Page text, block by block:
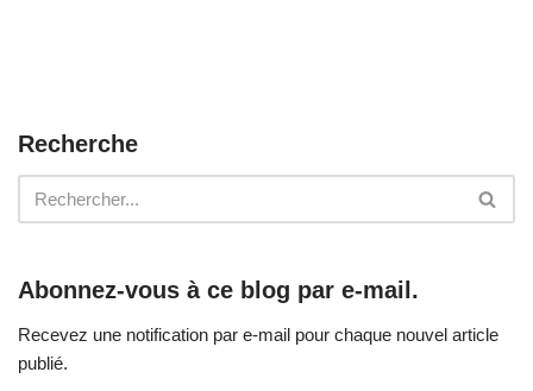
Recherche
Abonnez-vous à ce blog par e-mail.
Recevez une notification par e-mail pour chaque nouvel article
publié.